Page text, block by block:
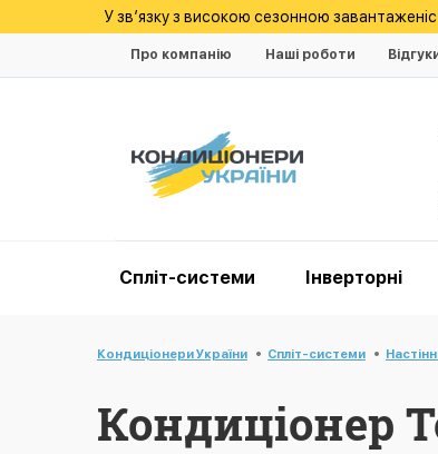
У зв’язку з високою сезонною
Про компанію Наші роботи
Спліт-системи Інверторні
Кондиціонери України Спліт-системи
Кондиціонер